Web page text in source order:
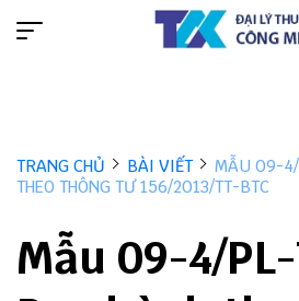
TRANG CHỦ BÀI VIẾT
MẪU 09-4/
THEO THÔNG TƯ 156/2013/TT-BTC
Mẫu 09-4/PL-